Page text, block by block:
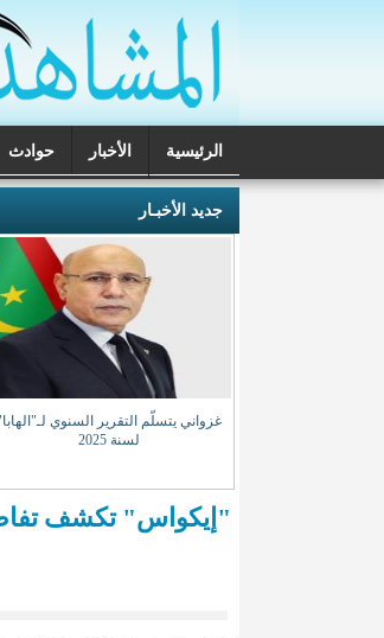
الرئيسية الأخبار حوادث
تحقيقات
جديد الأخبـار
غزواني يتسلّم التقرير السنوي
لسنة 2025
"إيكواس" تكشف